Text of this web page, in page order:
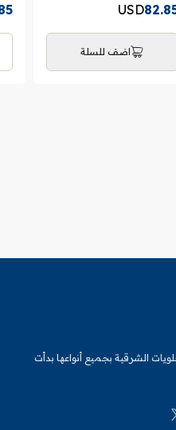
USD
اضف للسلة
الشرقية بجميع أنواعها بدأت